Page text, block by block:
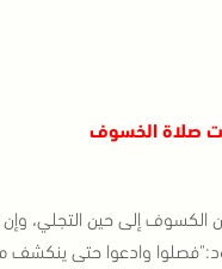
صلاة الخسوف
الكسوف إلى حين التجلي،
وادعوا حتى ينكشف